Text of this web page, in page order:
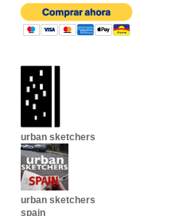
urban sketchers
urban sketchers
spain